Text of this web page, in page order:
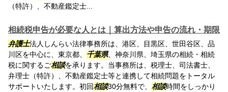
（特許）、不動産鑑定士...
相続税申告が必要な人とは｜算出方法や申告の流れ・期限
弁護士法人しんらい法律事務所は、港区、目黒区、世田谷区、品
川区を中心に、東京都、 千葉県、神奈川県、埼玉県の相続・相続
税に関するご相談を承ります。当事務所は、税理士、司法書士、
弁理士（特許）、不動産鑑定士等と連携して相続問題をトータル
サポートいたします。初回相談30分無料で、 相談時間をしっかり